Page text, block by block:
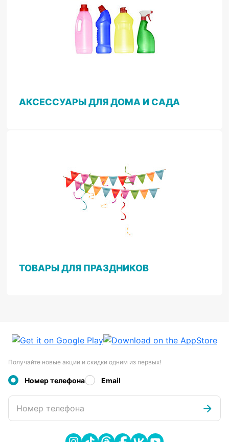
АКСЕССУАРЫ ДЛЯ ДОМА И САДА
ТОВАРЫ ДЛЯ ПРАЗДНИКОВ
Получайте новые акции и скидки одним из первых!
Номер телефона Email
Номер телефона